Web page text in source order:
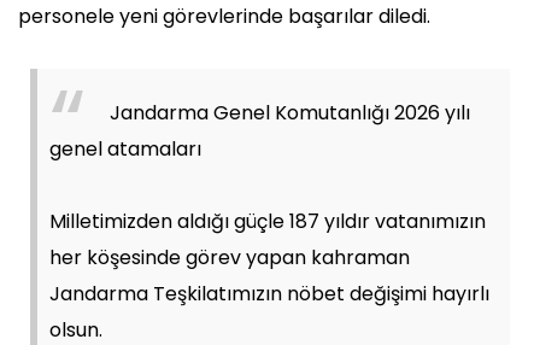
personele yeni görevlerinde başarılar diledi.
Jandarma Genel Komutanlığı 2026 yılı
genel atamaları
Milletimizden aldığı güçle 187 yıldır vatanımızın
her köşesinde görev yapan kahraman
Jandarma Teşkilatımızın nöbet değişimi hayırlı
olsun.